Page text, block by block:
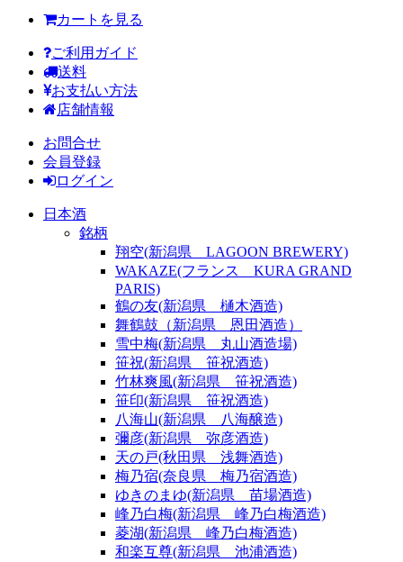
カートを見る
ご利用ガイド
送料
お支払い方法
店舗情報
お問合せ
会員登録
ログイン
日本酒
銘柄
翔空(新潟県 LAGOON BREWERY)
WAKAZE(フランス KURA GRAND
PARIS)
鶴の友(新潟県 樋木酒造)
舞鶴鼓（新潟県 恩田酒造）
雪中梅(新潟県 丸山酒造場)
笹祝(新潟県 笹祝酒造)
竹林爽風(新潟県 笹祝酒造)
笹印(新潟県 笹祝酒造)
八海山(新潟県 八海醸造)
彌彦(新潟県 弥彦酒造)
天の戸(秋田県 浅舞酒造)
梅乃宿(奈良県 梅乃宿酒造)
ゆきのまゆ(新潟県 苗場酒造)
峰乃白梅(新潟県 峰乃白梅酒造)
菱湖(新潟県 峰乃白梅酒造)
和楽互尊(新潟県 池浦酒造)